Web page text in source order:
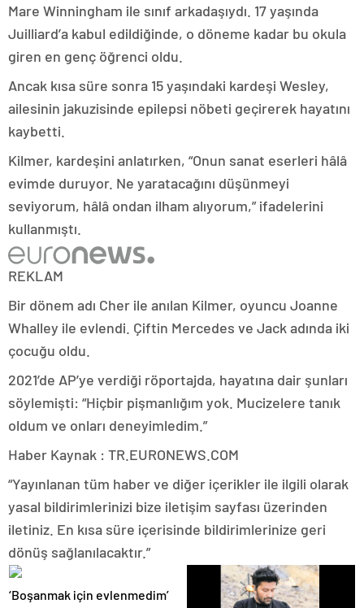
Mare Winningham ile sınıf arkadaşıydı. 17 yaşında
Juilliard’a kabul edildiğinde, o döneme kadar bu okula
giren en genç öğrenci oldu.
Ancak kısa süre sonra 15 yaşındaki kardeşi Wesley,
ailesinin jakuzisinde epilepsi nöbeti geçirerek hayatını
kaybetti.
Kilmer, kardeşini anlatırken, “Onun sanat eserleri hâlâ
evimde duruyor. Ne yaratacağını düşünmeyi
seviyorum, hâlâ ondan ilham alıyorum,” ifadelerini
kullanmıştı.
REKLAM
Bir dönem adı Cher ile anılan Kilmer, oyuncu Joanne
Whalley ile evlendi. Çiftin Mercedes ve Jack adında iki
çocuğu oldu.
2021’de AP’ye verdiği röportajda, hayatına dair şunları
söylemişti: “Hiçbir pişmanlığım yok. Mucizelere tanık
oldum ve onları deneyimledim.”
Haber Kaynak : TR.EURONEWS.COM
“Yayınlanan tüm haber ve diğer içerikler ile ilgili olarak
yasal bildirimlerinizi bize iletişim sayfası üzerinden
iletiniz. En kısa süre içerisinde bildirimlerinize geri
dönüş sağlanılacaktır.”
‘Boşanmak için evlenmedim’